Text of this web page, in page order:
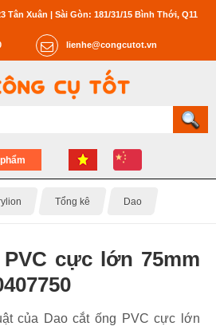
Tân Xuân | Sài Gòn: 181/31/15 Bình Thới, Q11
lienhe@congcutot.vn
Tổng kê Dao
cực lớn 75mm
của Dao cắt ống PVC cực lớn